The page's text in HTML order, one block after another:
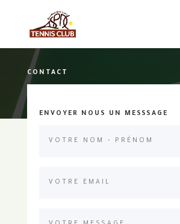
CONTACT
ENVOYER NOUS UN MESSSAGE